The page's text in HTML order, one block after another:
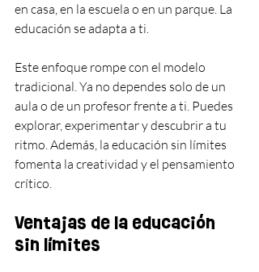
en casa, en la escuela o en un parque. La
educación se adapta a ti.
Este enfoque rompe con el modelo
tradicional. Ya no dependes solo de un
aula o de un profesor frente a ti. Puedes
explorar, experimentar y descubrir a tu
ritmo. Además, la educación sin límites
fomenta la creatividad y el pensamiento
crítico.
Ventajas de la educación
sin límites